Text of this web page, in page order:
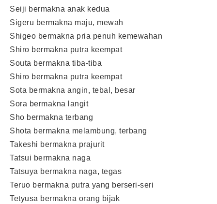
Seiji bermakna anak kedua
Sigeru bermakna maju, mewah
Shigeo bermakna pria penuh kemewahan
Shiro bermakna putra keempat
Souta bermakna tiba-tiba
Shiro bermakna putra keempat
Sota bermakna angin, tebal, besar
Sora bermakna langit
Sho bermakna terbang
Shota bermakna melambung, terbang
Takeshi bermakna prajurit
Tatsui bermakna naga
Tatsuya bermakna naga, tegas
Teruo bermakna putra yang berseri-seri
Tetyusa bermakna orang bijak